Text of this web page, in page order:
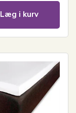
Læg i kurv